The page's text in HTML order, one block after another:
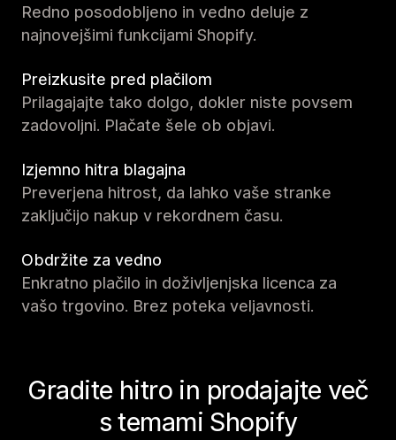
Redno posodobljeno in vedno deluje z
najnovejšimi funkcijami Shopify.
Preizkusite pred plačilom
Prilagajajte tako dolgo, dokler niste povsem
zadovoljni. Plačate šele ob objavi.
Izjemno hitra blagajna
Preverjena hitrost, da lahko vaše stranke
zaključijo nakup v rekordnem času.
Obdržite za vedno
Enkratno plačilo in doživljenjska licenca za
vašo trgovino. Brez poteka veljavnosti.
Gradite hitro in prodajajte več
s temami Shopify